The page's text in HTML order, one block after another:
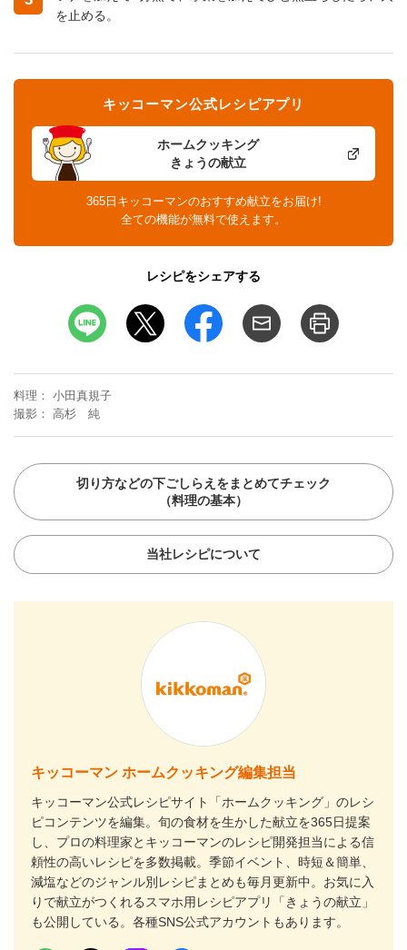
を止める。
ホームクッキング
きょうの献立
キッコーマン公式レシピアプリ
365日キッコーマンのおすすめ献立をお届け!
全ての機能が無料で使えます。
レシピをシェアする
料理
小田真規子
撮影
高杉 純
切り方などの下ごしらえをまとめてチェック
（料理の基本）
当社レシピについて
キッコーマン ホームクッキング編集担当
キッコーマン公式レシピサイト「ホームクッキング」のレシ
ピコンテンツを編集。旬の食材を生かした献立を365日提案
し、プロの料理家とキッコーマンのレシピ開発担当による信
頼性の高いレシピを多数掲載。季節イベント、時短＆簡単、
減塩などのジャンル別レシピまとめも毎月更新中。お気に入
りで献立がつくれるスマホ用レシピアプリ「きょうの献立」
も公開している。各種SNS公式アカウントもあります。